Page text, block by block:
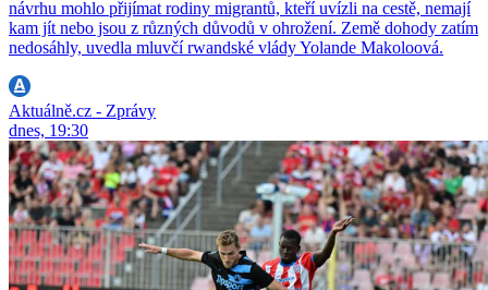
návrhu mohlo přijímat rodiny migrantů, kteří uvízli na cestě, nemají
kam jít nebo jsou z různých důvodů v ohrožení. Země dohody zatím
nedosáhly, uvedla mluvčí rwandské vlády Yolande Makoloová.
Aktuálně.cz - Zprávy
dnes, 19:30